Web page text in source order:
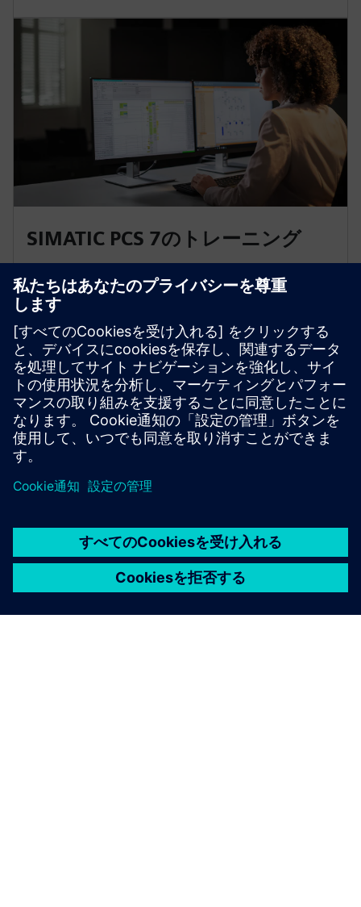
SIMATIC PCS 7のトレーニング
私たちのクラスルームコースとオンラインコースで
は、初心者から専門家まで、SIMATIC PCS 7プロセス
ます。SIMATIC PCS 7training デバイスの実践的な学習
を体験してください。
コースへ